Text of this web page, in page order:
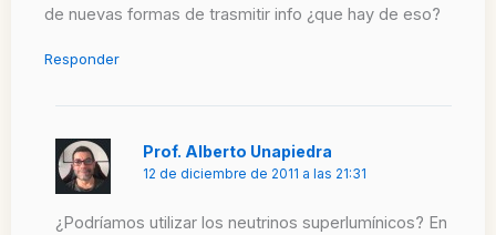
de nuevas formas de trasmitir info ¿que hay de eso?
Responder
Prof. Alberto Unapiedra
12 de diciembre de 2011 a las 21:31
¿Podríamos utilizar los neutrinos superlumínicos? En